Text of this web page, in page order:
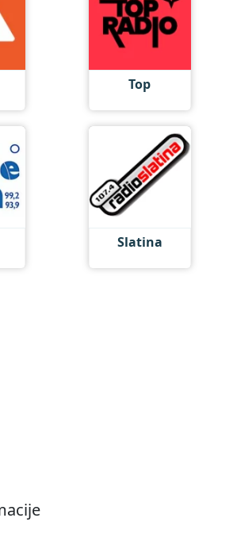
Top
Slatina